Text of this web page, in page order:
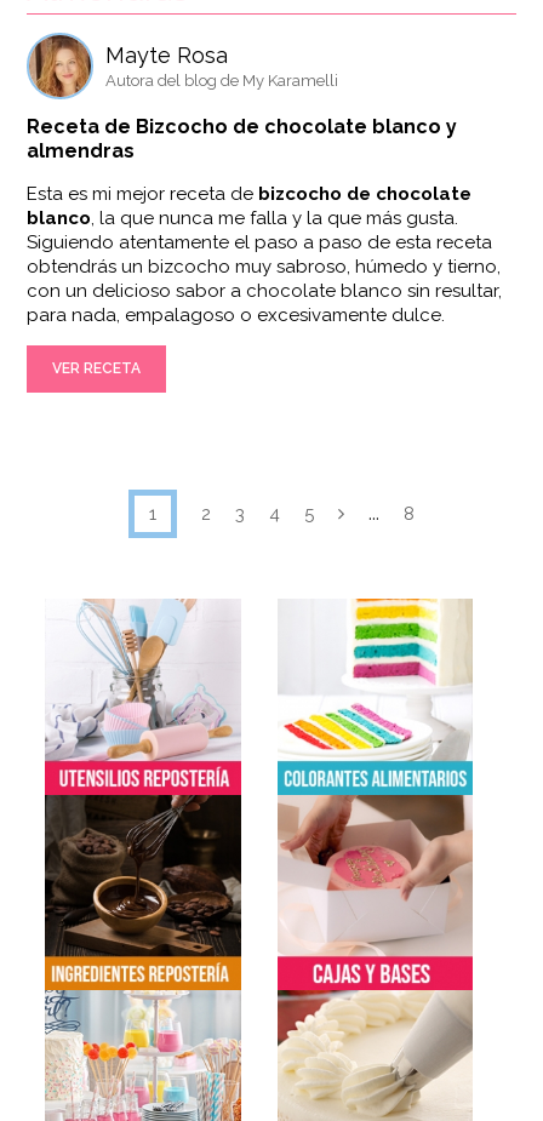
Mayte Rosa
Autora del blog de My Karamelli
Receta de Bizcocho de chocolate blanco y
almendras
Esta es mi mejor receta de bizcocho de chocolate
blanco, la que nunca me falla y la que más gusta.
Siguiendo atentamente el paso a paso de esta receta
obtendrás un bizcocho muy sabroso, húmedo y tierno,
con un delicioso sabor a chocolate blanco sin resultar,
para nada, empalagoso o excesivamente dulce.
VER RECETA
1 2 3 4 5 ... 8